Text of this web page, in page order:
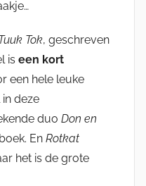
Tok, geschreven
is een kort
een hele leuke
deze
duo Don en
En Rotkat
het is de grote